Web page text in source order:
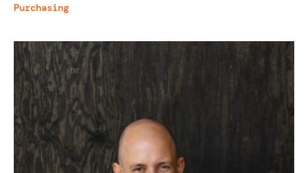
Purchasing